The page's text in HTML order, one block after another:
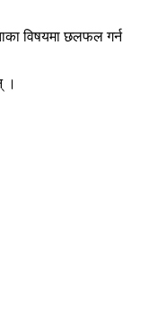
विषयमा छलफल गर्न
।